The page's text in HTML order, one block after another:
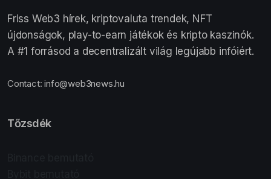
Friss Web3 hírek, kriptovaluta trendek, NFT
újdonságok, play-to-earn játékok és kripto kaszinók.
A #1 forrásod a decentralizált világ legújabb infóiért.
Contact:info@web3news.hu
Tőzsdék